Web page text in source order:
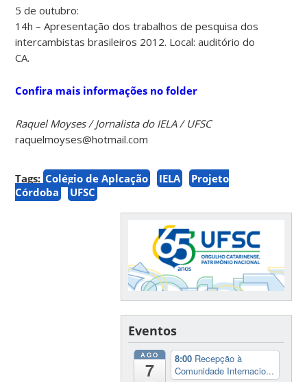
5 de outubro:
14h – Apresentação dos trabalhos de pesquisa dos
intercambistas brasileiros 2012. Local: auditório do
CA.
Confira mais informações no folder
Raquel Moyses / Jornalista do IELA / UFSC
raquelmoyses@hotmail.com
Tags: Colégio de Aplcação IELA
Projeto
Córdoba
UFSC
Eventos
AGO
7
8:00 Recepção à
Comunidade Internacio...